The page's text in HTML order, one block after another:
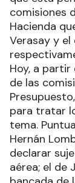
comisiones
Hacienda
Verasay y
Hoy, a partir
de las
para tratar
tema.
Hernán
declarar
aérea; el de